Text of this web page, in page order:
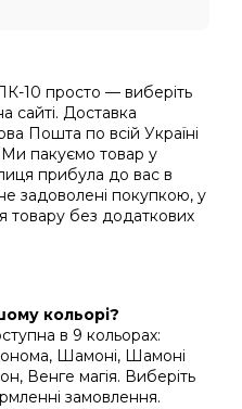
10 просто — виберіть
сайті. Доставка
Пошта по всій Україні
Ми пакуємо товар у
прибула до вас в
задоволені покупкою, у
товару без додаткових
кольорі?
в 9 кольорах:
Шамоні, Шамоні
Венге магія. Виберіть
замовлення.